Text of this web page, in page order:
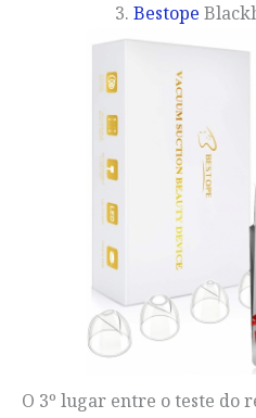
3. Bestope
O 3º lugar entre o teste do